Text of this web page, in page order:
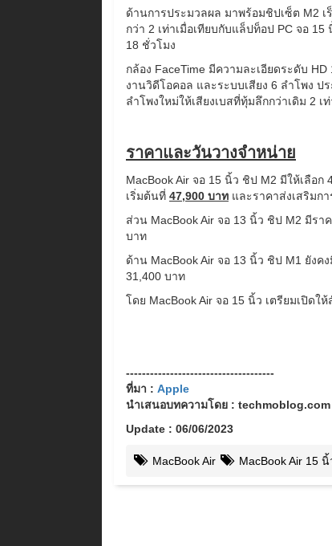
ด้านการประมวลผล มาพร้อมชิปเซ็ต M2 เ
กว่า 2 เท่าเมื่อเทียบกับแล็ปท็อป PC จอ
18 ชั่วโมง
กล้อง FaceTime มีความละเอียดระดับ
งานวิดีโอคอล และระบบเสียง 6 ลำโพง
ลำโพงใหม่ให้เสียงเบสที่ทุ้มลึกกว่าเดิม 2 เ
ราคาและวันวางจำหน่าย
MacBook Air จอ 15 นิ้ว ชิป M2 มีให้เลือก
เริ่มต้นที่ 47,900 บาท และราคาส่งเสริมก
ส่วน MacBook Air จอ 13 นิ้ว ชิป M2 มีร
บาท
ด้าน MacBook Air จอ 13 นิ้ว ชิป M1 ยัง
31,400 บาท
โดย MacBook Air จอ 15 นิ้ว เตรียมเปิดใ
-------------------------------------
ที่มา : Apple
นำเสนอบทความโดย : techmoblog.com
Update : 06/06/2023
MacBook Air MacBook Air 15 นิ้